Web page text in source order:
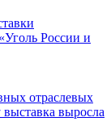
России и
отраслевых
выросла